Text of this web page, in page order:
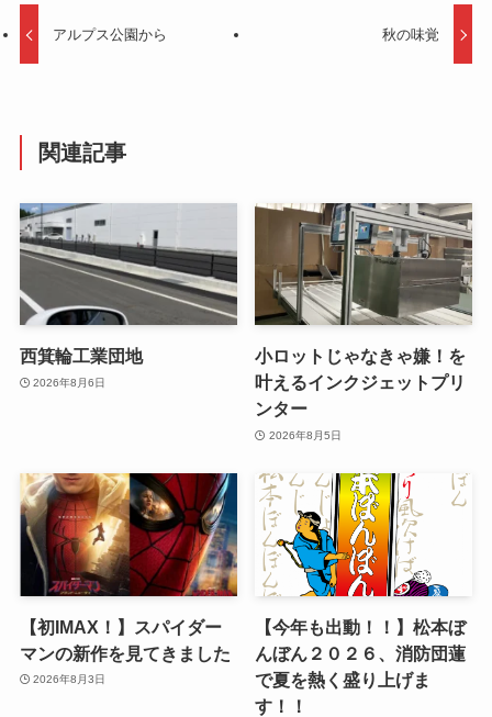
アルプス公園から 秋の味覚
関連記事
西箕輪工業団地
2026年8月6日
小ロットじゃなきゃ嫌！を
叶えるインクジェットプリ
ンター
2026年8月5日
【初IMAX！】スパイダー
マンの新作を見てきました
2026年8月3日
【今年も出動！！】松本ぼ
んぼん２０２６、消防団蓮
で夏を熱く盛り上げま
す！！